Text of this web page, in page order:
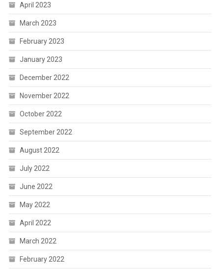
April 2023
March 2023
February 2023
January 2023
December 2022
November 2022
October 2022
September 2022
August 2022
July 2022
June 2022
May 2022
April 2022
March 2022
February 2022